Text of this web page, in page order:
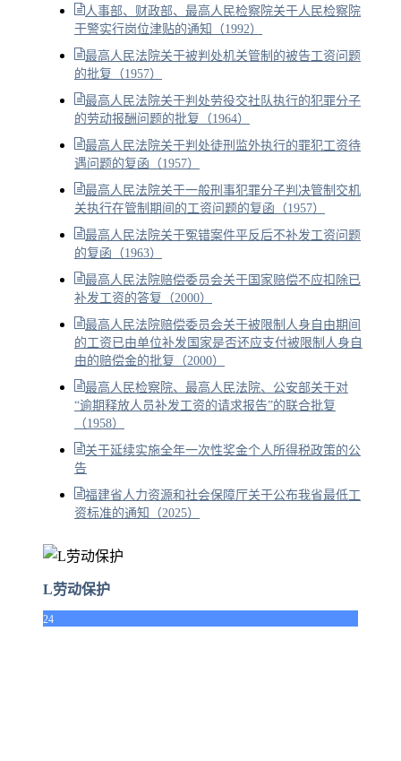
人事部、财政部、最高人民检察院关于人民检察院
干警实行岗位津贴的通知（1992）
最高人民法院关于被判处机关管制的被告工资问题
的批复（1957）
最高人民法院关于判处劳役交社队执行的犯罪分子
的劳动报酬问题的批复（1964）
最高人民法院关于判处徒刑监外执行的罪犯工资待
遇问题的复函（1957）
最高人民法院关于一般刑事犯罪分子判决管制交机
关执行在管制期间的工资问题的复函（1957）
最高人民法院关于冤错案件平反后不补发工资问题
的复函（1963）
最高人民法院赔偿委员会关于国家赔偿不应扣除已
补发工资的答复（2000）
最高人民法院赔偿委员会关于被限制人身自由期间
的工资已由单位补发国家是否还应支付被限制人身自
由的赔偿金的批复（2000）
最高人民检察院、最高人民法院、公安部关于对
“逾期释放人员补发工资的请求报告”的联合批复
（1958）
关于延续实施全年一次性奖金个人所得税政策的公
告
福建省人力资源和社会保障厅关于公布我省最低工
资标准的通知（2025）
L劳动保护
24